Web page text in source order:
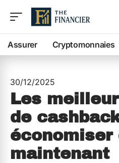
Assurer Cryptomonnaies
30/12/2025
Les
de
économiser
maintenant